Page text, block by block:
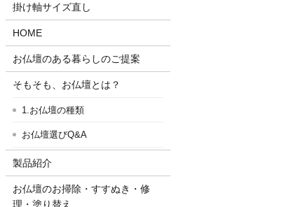
掛け軸サイズ直し
HOME
お仏壇のある暮らしのご提案
そもそも、お仏壇とは？
1.お仏壇の種類
お仏壇選びQ&A
製品紹介
お仏壇のお掃除・すすぬき・修
理・塗り替え